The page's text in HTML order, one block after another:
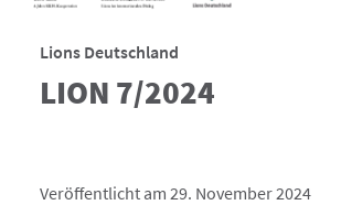
Lions Deutschland
LION 7/2024
Veröffentlicht am 29. November 2024